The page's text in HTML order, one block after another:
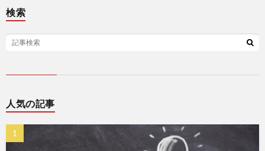
検索
人気の記事